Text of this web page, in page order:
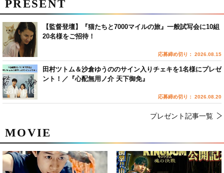
MOVIE
PRESENT
【監督登壇】『猫たちと7000マイルの旅』一般試写会に10組
20名様をご招待！
応募締め切り： 2026.08.15
田村ツトム＆沙倉ゆうののサイン入りチェキを1名様にプレゼ
ント！／『心配無用ノ介 天下御免』
応募締め切り： 2026.08.20
プレゼント記事一覧